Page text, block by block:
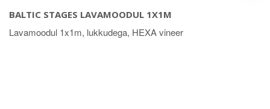
BALTIC STAGES LAVAMOODUL 1X1M
Lavamoodul 1x1m, lukkudega, HEXA vineer